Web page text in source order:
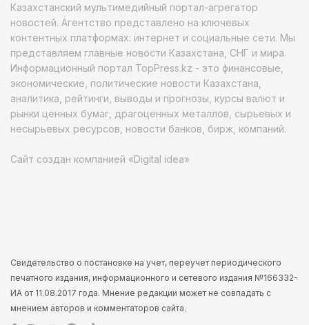
Казахстанский мультимедийный портал-агрегатор
новостей. Агентство представлено на ключевых
контентных платформах: интернет и социальные сети. Мы
представляем главные новости Казахстана, СНГ и мира.
Информационный портал TopPress.kz - это финансовые,
экономические, политические новости Казахстана,
аналитика, рейтинги, выводы и прогнозы, курсы валют и
рынки ценных бумаг, драгоценных металлов, сырьевых и
несырьевых ресурсов, новости банков, бирж, компаний.
Сайт создан компанией «Digital idea»
Свидетельство о постановке на учет, переучет периодического
печатного издания, информационного и сетевого издания №166332-
ИА от 11.08.2017 года. Мнение редакции может не совпадать с
мнением авторов и комментаторов сайта.